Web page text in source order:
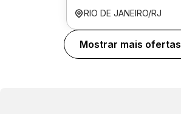
RIO DE JANEIRO/RJ
Mostrar mais ofertas